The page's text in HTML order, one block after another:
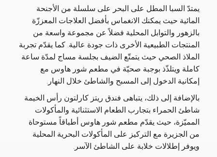
يمتدّ السبا المطل على البحر على سلسلة من الأجنحة
المائية حيث يمكنك الانغماس بأفضل العلاجات المعززّة
بالزهور والتوابل المحلية فضلاً عن مجموعة واسعة من
المنتجات الطبيعية الأخرى ذات جودة عالية. كما يقدّم تجربة
الملاذ الصحي حيث يتمتّع الضيف بجلسة مساج لمدّة ساعة
كاملة ويتلذّذ بوجبة صحيّة في مطعم شور هاوس مع
إمكانية الدخول إلى المسبح والشاطئ خلال النهار.
بالإضافة إلى ذلك، يتباهى فندق ريتز كارلتون رأس الخيمة
شاطئ الحمراء بتجارب الطعام الاستثنائية والمأكولات
المميّزة، حيث يقدّم مطعم شور هاوس أطباقاً مستوحاة
من الجزيرة مع التركيز على المأكولات البحرية المحلية
ويوفر إطلالات خلابة على الشاطئ الآسر.